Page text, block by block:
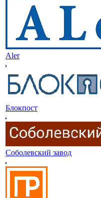
Aler
Блокпост
Соболевский завод